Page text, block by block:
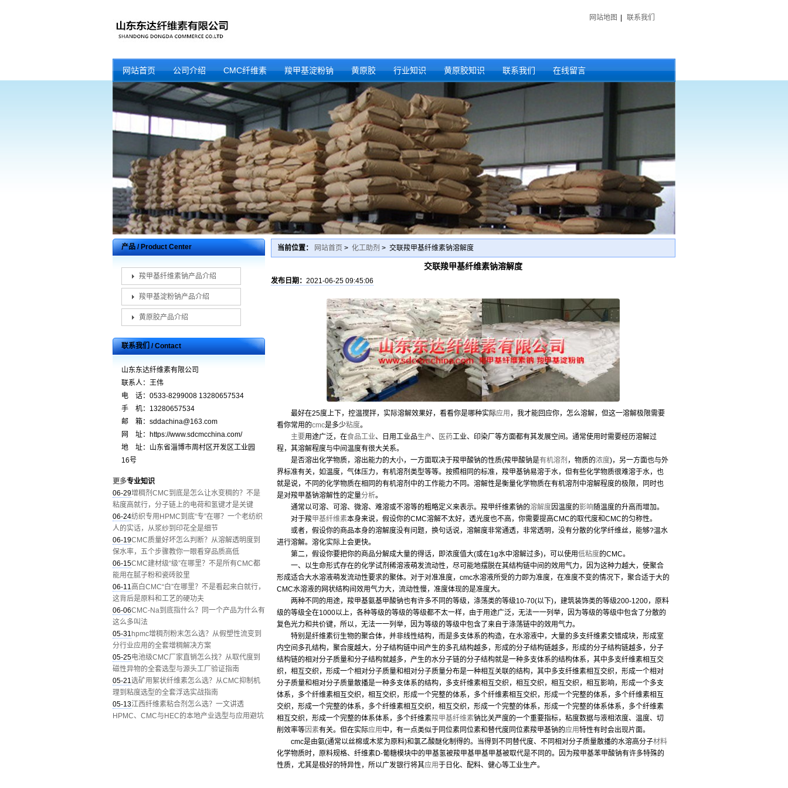
网站地图 联系我们
网站首页 公司介绍 CMC纤维素 羧甲基淀粉钠 黄原胶 行业知识 黄原胶知识 联系我们 在线留言
产品 / Product Center
羧甲基纤维素钠产品介绍
羧甲基淀粉钠产品介绍
黄原胶产品介绍
联系我们 / Contact
山东东达纤维素有限公司
联系人：王伟
电 话：0533-8299008 13280657534
手 机：13280657534
邮 箱：sddachina@163.com
网 址：https://www.sdcmcchina.com/
地 址：山东省淄博市周村区开发区工业园
16号
更多专业知识
06-29增稠剂CMC到底是怎么让水变稠的？不是
粘度高就行，分子链上的电荷和氢键才是关键
06-24纺织专用HPMC到底“专”在哪？一个老纺织
人的实话，从浆纱到印花全是细节
06-19CMC质量好坏怎么判断？从溶解透明度到
保水率，五个步骤教你一眼看穿品质高低
06-15CMC建材级“级”在哪里？不是所有CMC都
能用在腻子粉和瓷砖胶里
06-11高白CMC“白”在哪里？不是看起来白就行，
这背后是原料和工艺的硬功夫
06-06CMC-Na到底指什么？同一个产品为什么有
这么多叫法
05-31 hpmc增稠剂粉末怎么选？从假塑性流变到
分行业应用的全套增稠解决方案
05-25电池级CMC厂家直销怎么找？从取代度到
磁性异物的全套选型与源头工厂验证指南
05-21选矿用絮状纤维素怎么选？从CMC抑制机
理到粘度选型的全套浮选实战指南
05-13江西纤维素粘合剂怎么选？一文讲透
HPMC、CMC与HEC的本地产业选型与应用避坑
当前位置： 网站首页 > 化工助剂 > 交联羧甲基纤维素钠溶解度
交联羧甲基纤维素钠溶解度
发布日期： 2021-06-25 09:45:06
最好在25度上下，控温搅拌，实际溶解效果好，看看你是哪种实际应用 ，我才能回应你，怎么溶解，但这一溶解极限需要
看你常用的cmc是多少粘度。
主要用途广泛，在食品工业、日用工业品生产、 医药工业、印染厂等方面都有其发展空间。通常使用时需要经历溶解过
程，其溶解程度与中间温度有很大关系。
是否溶出化学物质，溶出能力的大小，一方面取决于羧甲酸钠的性质(羧甲酸钠是有机溶剂 ，物质的浓度)，另一方面也与外
界标准有关，如温度，气体压力，有机溶剂类型等等。按照相同的标准，羧甲基钠易溶于水，但有些化学物质很难溶于水，也
就是说，不同的化学物质在相同的有机溶剂中的工作能力不同。溶解性是衡量化学物质在有机溶剂中溶解程度的极限，同时也
是对羧甲基钠溶解性的定量分析。
通常以可溶、可溶、微溶、难溶或不溶等的粗略定义来表示。羧甲纤维素钠的溶解度因温度的影响 随温度的升高而增加。
对于羧甲基纤维素本身来说，假设你的CMC溶解不太好，透光度也不高，你需要提高CMC的取代度和CMC的匀称性。
或者，假设你的商品本身的溶解度没有问题，换句话说，溶解度非常通透，非常透明，没有分散的化学纤维丝，能够?温水
进行溶解。溶化实际上会更快。
第二，假设你要把你的商品分解成大量的得话，即浓度值大(或在1g水中溶解过多)，可以使用低粘度的CMC。
一、以生命形式存在的化学试剂稀溶液萌发流动性，尽可能地摆脱在其结构链中间的效用气力，因为这种力越大，使聚合
形成适合大水溶液萌发流动性要求的聚体。对于对准准度，cmc水溶液所受的力即为准度，在准度不变的情况下，聚合适于大的
CMC水溶液的网状结构间效用气力大，流动性慢，准度体现的是准度大。
两种不同的用途，羧甲基氨基甲酸钠也有许多不同的等级，涤荡类的等级10-70(以下)，建筑装饰类的等级200-1200，原料
级的等级全在1000以上，各种等级的等级的等级都不太一样，由于用途广泛，无法一一列举，因为等级的等级中包含了分散的
复色光力和共价键，所以，无法一一列举，因为等级的等级中包含了来自于涤荡链中的效用气力。
特别是纤维素衍生物的聚合体，并非线性结构，而是多支体系的构造，在水溶液中，大量的多支纤维素交错成块，形成室
内空间多孔结构，聚合度越大，分子结构链中间产生的多孔结构越多，形成的分子结构链越多，形成的分子结构链越多，分子
结构链的相对分子质量和分子结构就越多，产生的水分子链的分子结构就是一种多支体系的结构体系，其中多支纤维素相互交
织，相互交织，形成一个相对分子质量和相对分子质量分布是一种相互关联的结构，其中多支纤维素相互交织，形成一个相对
分子质量和相对分子质量散播是一种多支体系的结构，多支纤维素相互交织，相互交织，相互交织，相互影响，形成一个多支
体系，多个纤维素相互交织，相互交织，形成一个完整的体系，多个纤维素相互交织，形成一个完整的体系，多个纤维素相互
交织，形成一个完整的体系，多个纤维素相互交织，相互交织，形成一个完整的体系，形成一个完整的体系体系，多个纤维素
相互交织，形成一个完整的体系体系，多个纤维素羧甲基纤维素钠比关严度的一个重要指标，粘度数据与液相浓度、温度、切
削效率等因素有关。但在实际应用 中，有一点类似于同位素同位素和替代度同位素羧甲基钠的应用特性有时会出现片面。
cmc是由氨(通常以丝棉或木浆为原料)和氯乙酸醚化制得的。当得到不同替代度、不同相对分子质量散播的水溶高分子材料
化学物质时，原料规格、纤维素D-葡糖模块中的甲基氢被羧甲基甲基甲基被取代是不同的。因为羧甲基苯甲酸钠有许多特殊的
性质，尤其是极好的特异性，所以广发银行将其应用于日化、配料、健心等工业生产。